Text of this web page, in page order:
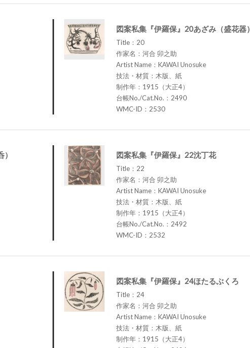
図案私集『伊羅保』20あざみ（盛花器）
Title：20
作家名：河合 卯之助
Artist Name：KAWAI Unosuke
技法・材質：木版、紙
制作年：1915（大正4）
台帳No./Cat.No.：2490
WMC-ID：2530
図案私集『伊羅保』22沈丁花
Title：22
作家名：河合 卯之助
Artist Name：KAWAI Unosuke
技法・材質：木版、紙
制作年：1915（大正4）
台帳No./Cat.No.：2492
WMC-ID：2532
図案私集『伊羅保』24ほたるぶくろ
Title：24
作家名：河合 卯之助
Artist Name：KAWAI Unosuke
技法・材質：木版、紙
制作年：1915（大正4）